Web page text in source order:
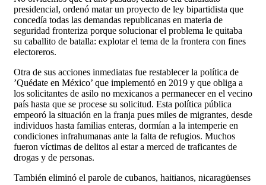
presidencial, ordenó matar un proyecto de ley bipartidista que
concedía todas las demandas republicanas en materia de
seguridad fronteriza porque solucionar el problema le quitaba
su caballito de batalla: explotar el tema de la frontera con fines
electoreros.
Otra de sus acciones inmediatas fue restablecer la política de
’Quédate en México’ que implementó en 2019 y que obliga a
los solicitantes de asilo no mexicanos a permanecer en el vecino
país hasta que se procese su solicitud. Esta política pública
empeoró la situación en la franja pues miles de migrantes, desde
individuos hasta familias enteras, dormían a la intemperie en
condiciones infrahumanas ante la falta de refugios. Muchos
fueron víctimas de delitos al estar a merced de traficantes de
drogas y de personas.
También eliminó el parole de cubanos, haitianos, nicaragüenses